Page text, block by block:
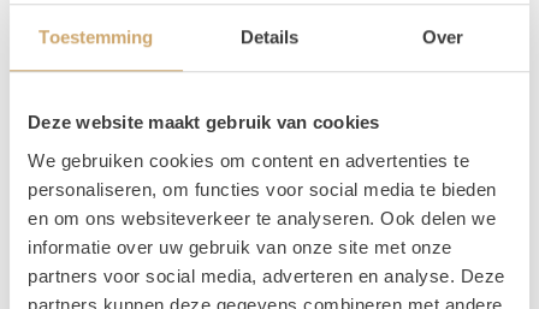
Toestemming Details Over
Deze website maakt gebruik van cookies
We gebruiken cookies om content en advertenties te
personaliseren, om functies voor social media te bieden
en om ons websiteverkeer te analyseren. Ook delen we
informatie over uw gebruik van onze site met onze
partners voor social media, adverteren en analyse. Deze
partners kunnen deze gegevens combineren met andere
zelf ook veel bij het creëren van verschillende zitjes.
Tapijt Joop is 200 x 290 cm
Vragen
Wil je weten welke tapijten mooi bij elkaar staan, maar
kun je dit zelf niet zo goed bepalen via de foto's? Stuur
ons dan een berichtje! Je kunt ons bereiken op 06 20 21 73